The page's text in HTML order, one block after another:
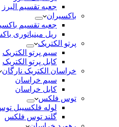
جعبه تقسیم البرز
باکسیران
جعبه تقسیم
ریل مینیاتوری
پرتو الکتریک
سیم پرتو الکتریک
کابل پرتو الکتریک
خراسان الکتریک نارگان
سیم خراسان
کابل خراسان
توس فلکس
لوله فلکسیبل
گلند توس فلکس